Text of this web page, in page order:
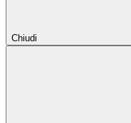
Chiudi